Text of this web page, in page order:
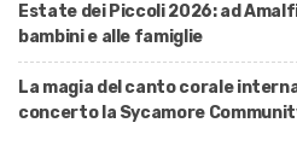
Estate dei Piccoli 2026: ad
bambini e alle famiglie
La magia del canto corale
concerto la Sycamore